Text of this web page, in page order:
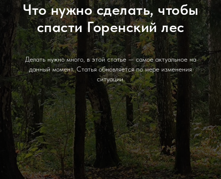
Что нужно сделать, чтобы
спасти Горенский лес
Делать нужно много, в этой статье — самое актуальное на
данный момент. Статья обновляется по мере изменения
ситуации.